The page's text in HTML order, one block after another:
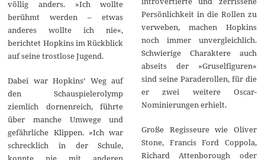
völlig anders. »Ich wollte
berühmt werden – etwas
anderes wollte ich nie«,
berichtet Hopkins im Rückblick
auf seine trostlose Jugend.
Dabei war Hopkins’ Weg auf
den Schauspielerolymp
ziemlich dornenreich, führte
über manche Umwege und
gefährliche Klippen. »Ich war
schrecklich in der Schule,
Persönlichkeit in die Rollen zu
verweben, machen Hopkins
noch immer unvergleichlich.
Schwierige Charaktere auch
abseits der »Gruselfiguren«
sind seine Paraderollen, für die
er zwei weitere Oscar-
Nominierungen erhielt.
Große Regisseure wie Oliver
Stone, Francis Ford Coppola,
Richard Attenborough oder